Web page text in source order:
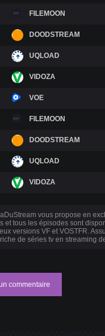
FILEMOON
DOODSTREAM
UQLOAD
VIDOZA
VOE
FILEMOON
DOODSTREAM
UQLOAD
VIDOZA
vous propose en
et tous les épisodes sont
versions VF et VOSTFR.
de séries tv en streaming
commentaire